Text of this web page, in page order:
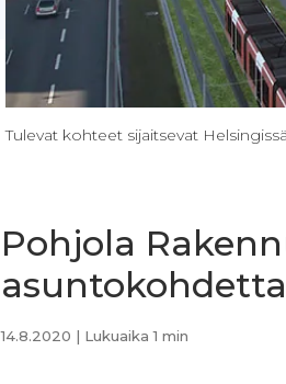
Tulevat kohteet sijaitsevat
Pohjola
14.8.2020 | Lukuaika 1 min